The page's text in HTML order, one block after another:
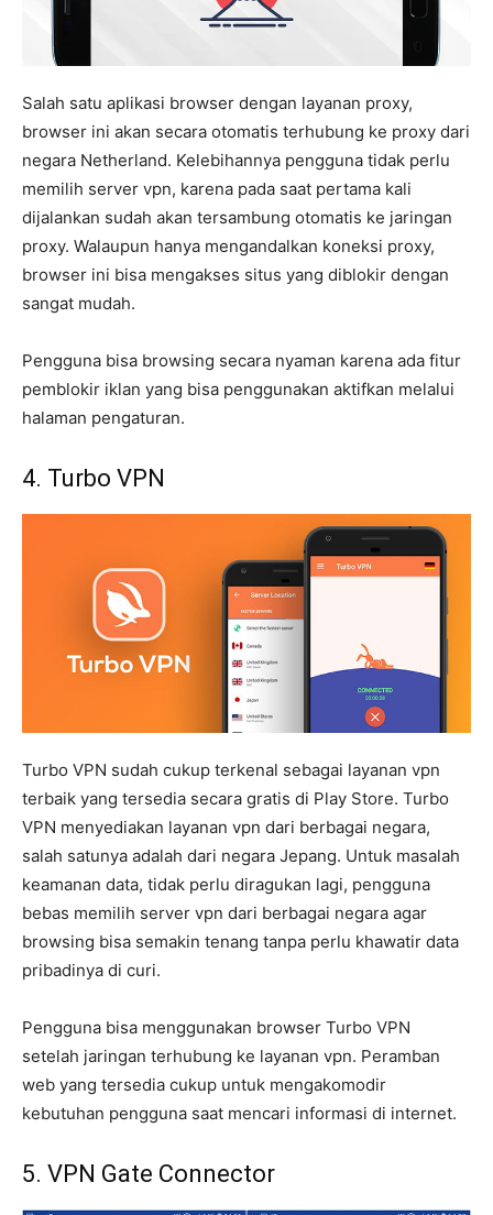
Salah satu aplikasi browser dengan layanan proxy,
browser ini akan secara otomatis terhubung ke proxy dari
negara Netherland. Kelebihannya pengguna tidak perlu
memilih server vpn, karena pada saat pertama kali
dijalankan sudah akan tersambung otomatis ke jaringan
proxy. Walaupun hanya mengandalkan koneksi proxy,
browser ini bisa mengakses situs yang diblokir dengan
sangat mudah.
Pengguna bisa browsing secara nyaman karena ada fitur
pemblokir iklan yang bisa penggunakan aktifkan melalui
halaman pengaturan.
4. Turbo VPN
Turbo VPN sudah cukup terkenal sebagai layanan vpn
terbaik yang tersedia secara gratis di Play Store. Turbo
VPN menyediakan layanan vpn dari berbagai negara,
salah satunya adalah dari negara Jepang. Untuk masalah
keamanan data, tidak perlu diragukan lagi, pengguna
bebas memilih server vpn dari berbagai negara agar
browsing bisa semakin tenang tanpa perlu khawatir data
pribadinya di curi.
Pengguna bisa menggunakan browser Turbo VPN
setelah jaringan terhubung ke layanan vpn. Peramban
web yang tersedia cukup untuk mengakomodir
kebutuhan pengguna saat mencari informasi di internet.
5. VPN Gate Connector